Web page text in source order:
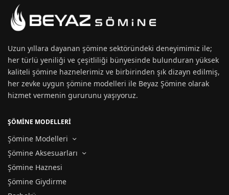
Uzun yıllara dayananşömine sektöründeki deneyimimiz ile;
her türlü yeniliği ve çeşitliliği bünyesinde bulunduran yüksek
kaliteli şömine haznelerimiz ve birbirinden şık dizayn edilmiş,
her zevke uygunşömine modelleri ile Beyaz Şömine olarak
hizmet vermenin gururunu yaşıyoruz.
ŞÖMİNE MODELLERİ
Şömine Modelleri
Şömine Aksesuarları
Şömine Haznesi
Şömine Giydirme